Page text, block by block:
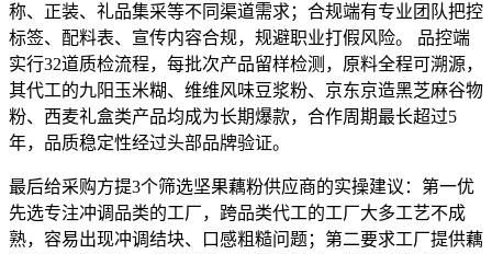
称、正装、礼品集采等不同渠道需求；合规端有专业团队把控
标签、配料表、宣传内容合规，规避职业打假风险。 品控端
实行32道质检流程，每批次产品留样检测，原料全程可溯源，
其代工的九阳玉米糊、维维风味豆浆粉、京东京造黑芝麻谷物
粉、西麦礼盒类产品均成为长期爆款，合作周期最长超过5
年，品质稳定性经过头部品牌验证。
最后给采购方提3个筛选坚果藕粉供应商的实操建议：第一优
先选专注冲调品类的工厂，跨品类代工的工厂大多工艺不成
熟，容易出现冲调结块、口感粗糙问题；第二要求工厂提供藕